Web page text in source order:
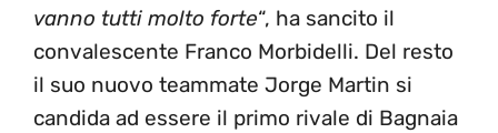
vanno tutti molto forte“, ha sancito il
convalescente Franco Morbidelli. Del resto
il suo nuovo teammate Jorge Martin si
candida ad essere il primo rivale di Bagnaia